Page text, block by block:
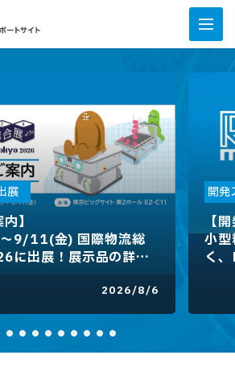
展
】
9/11(金) 国際物流総
に出展！展示品の詳細
2026/8/6
開発
【
小
く